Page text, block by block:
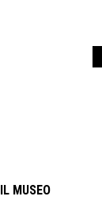
IL MUSEO